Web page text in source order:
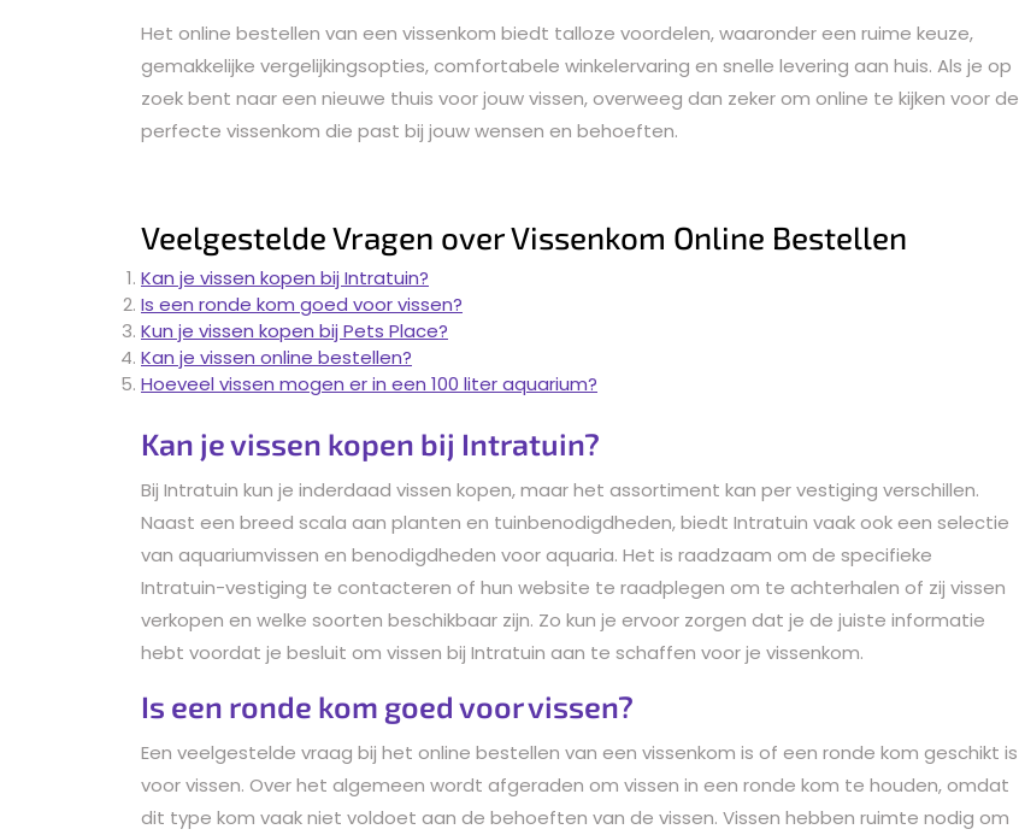
Het online bestellen van een vissenkom biedt talloze voordelen, waaronder een ruime keuze,
gemakkelijke vergelijkingsopties, comfortabele winkelervaring en snelle levering aan huis. Als je op
zoek bent naar een nieuwe thuis voor jouw vissen, overweeg dan zeker om online te kijken voor de
perfecte vissenkom die past bij jouw wensen en behoeften.
Veelgestelde Vragen over Vissenkom Online Bestellen
Kan je vissen kopen bij Intratuin?
Is een ronde kom goed voor vissen?
Kun je vissen kopen bij Pets Place?
Kan je vissen online bestellen?
Hoeveel vissen mogen er in een 100 liter aquarium?
Kan je vissen kopen bij Intratuin?
Bij Intratuin kun je inderdaad vissen kopen, maar het assortiment kan per vestiging verschillen.
Naast een breed scala aan planten en tuinbenodigdheden, biedt Intratuin vaak ook een selectie
van aquariumvissen en benodigdheden voor aquaria. Het is raadzaam om de specifieke
Intratuin-vestiging te contacteren of hun website te raadplegen om te achterhalen of zij vissen
verkopen en welke soorten beschikbaar zijn. Zo kun je ervoor zorgen dat je de juiste informatie
hebt voordat je besluit om vissen bij Intratuin aan te schaffen voor je vissenkom.
Is een ronde kom goed voor vissen?
Een veelgestelde vraag bij het online bestellen van een vissenkom is of een ronde kom geschikt is
voor vissen. Over het algemeen wordt afgeraden om vissen in een ronde kom te houden, omdat
dit type kom vaak niet voldoet aan de behoeften van de vissen. Vissen hebben ruimte nodig om